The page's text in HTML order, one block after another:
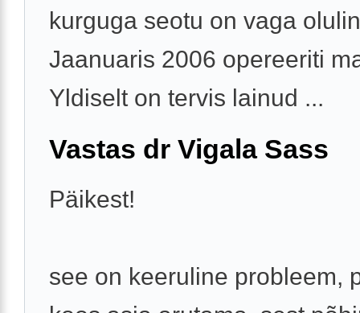
kurguga seotu on vaga
Jaanuaris 2006 opereeriti
Yldiselt on tervis lainud ...
Vastas dr Vigala Sass
Päikest!
see on keeruline probleem,